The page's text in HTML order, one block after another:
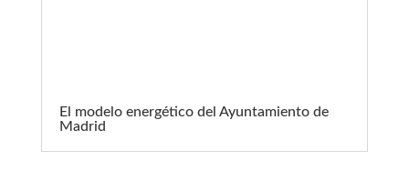
El modelo energético del Ayuntamiento de
Madrid